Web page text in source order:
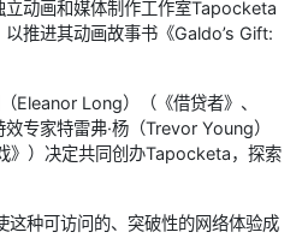
立动画和媒体制作工作室Tapocketa
推进其动画故事书《Galdo’s Gift:
Eleanor Long）（《借贷者》、
专家特雷弗·杨（Trevor Young）
》）决定共同创办Tapocketa，探索
种可访问的、突破性的网络体验成